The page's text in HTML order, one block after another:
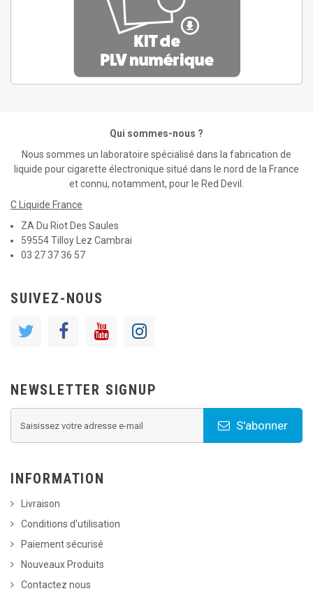
Qui sommes-nous ?
Nous sommes un laboratoire spécialisé dans la fabrication de
liquide pour cigarette électronique situé dans le nord de la France
et connu, notamment, pour le Red Devil.
C Liquide France
ZA Du Riot Des Saules
59554 Tilloy Lez Cambrai
03 27 37 36 57
SUIVEZ-NOUS
NEWSLETTER SIGNUP
S'abonner
INFORMATION
Livraison
Conditions d'utilisation
Paiement sécurisé
Nouveaux Produits
Contactez nous